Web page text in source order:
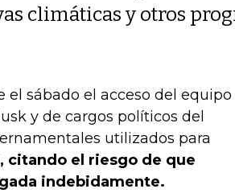
climáticas y otros
sábado el acceso del equipo
y de cargos políticos del
utilizados para
citando el riesgo de que
indebidamente.